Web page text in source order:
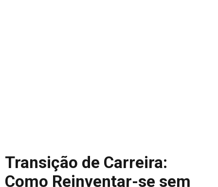
Transição de Carreira:
Como Reinventar-se sem